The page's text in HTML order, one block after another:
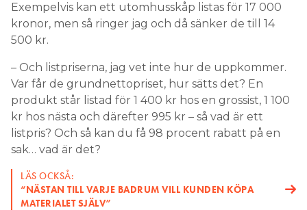
Exempelvis kan ett utomhusskåp listas för 17 000
kronor, men så ringer jag och då sänker de till 14
500 kr.
– Och listpriserna, jag vet inte hur de uppkommer.
Var får de grundnettopriset, hur sätts det? En
produkt står listad för 1 400 kr hos en grossist, 1 100
kr hos nästa och därefter 995 kr – så vad är ett
listpris? Och så kan du få 98 procent rabatt på en
sak… vad är det?
LÄS OCKSÅ:
“NÄSTAN TILL VARJE BADRUM VILL KUNDEN KÖPA
MATERIALET SJÄLV”